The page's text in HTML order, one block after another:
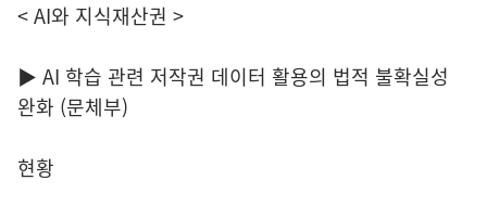
< AI와 지식재산권 >
▶ AI 학습 관련 저작권 데이터 활용의 법적 불확실성
완화 (문체부)
현황